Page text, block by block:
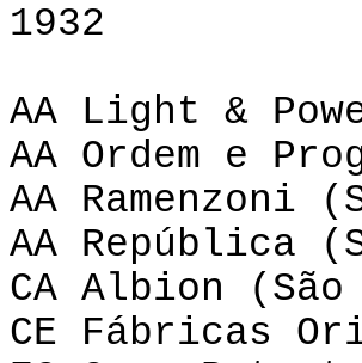
1932
AA Light &
AA Ordem e
AA Ramenzoni
AA República
CA Albion (São
CE Fábricas